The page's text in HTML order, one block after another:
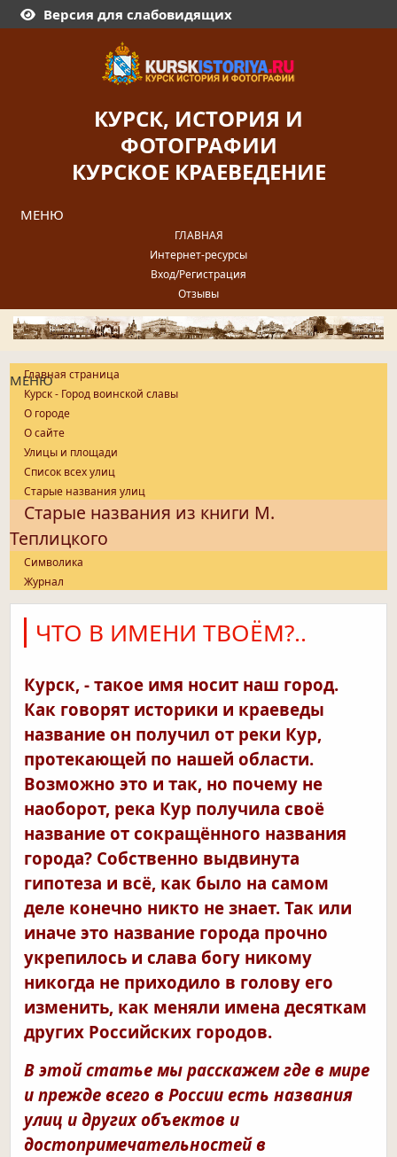
Версия для слабовидящих
КУРСК, ИСТОРИЯ И
ФОТОГРАФИИ
КУРСКОЕ КРАЕВЕДЕНИЕ
МЕНЮ
ГЛАВНАЯ
Интернет-ресурсы
Вход/Регистрация
Отзывы
МЕНЮ
Главная страница
Курск - Город воинской славы
О городе
О сайте
Улицы и площади
Список всех улиц
Старые названия улиц
Старые названия из книги М.
Теплицкого
Символика
Журнал
ЧТО В ИМЕНИ ТВОЁМ?..
Курск, - такое имя носит наш город.
Как говорят историки и краеведы
название он получил от реки Кур,
протекающей по нашей области.
Возможно это и так, но почему не
наоборот, река Кур получила своё
название от сокращённого названия
города? Собственно выдвинута
гипотеза и всё, как было на самом
деле конечно никто не знает. Так или
иначе это название города прочно
укрепилось и слава богу никому
никогда не приходило в голову его
изменить, как меняли имена десяткам
других Российских городов.
В этой статье мы расскажем где в мире
и прежде всего в России есть названия
улиц и других объектов и
достопримечательностей в